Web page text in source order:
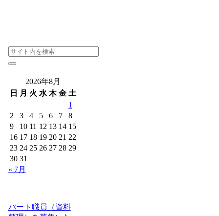
2026年8月
日
月 火 水 木 金 土
1
2
3 4 5 6 7
8
9
10 11 12 13 14 15
16 17 18 19 20 21 22
23 24 25 26 27 28 29
30 31
« 7月
パート職員（資料